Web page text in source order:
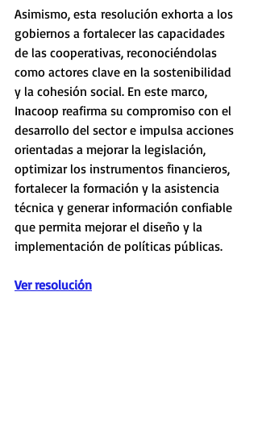
Asimismo, esta resolución exhorta a los
gobiernos a fortalecer las capacidades
de las cooperativas, reconociéndolas
como actores clave en la sostenibilidad
y la cohesión social. En este marco,
Inacoop reafirma su compromiso con el
desarrollo del sector e impulsa acciones
orientadas a mejorar la legislación,
optimizar los instrumentos financieros,
fortalecer la formación y la asistencia
técnica y generar información confiable
que permita mejorar el diseño y la
implementación de políticas públicas.
Ver resolución